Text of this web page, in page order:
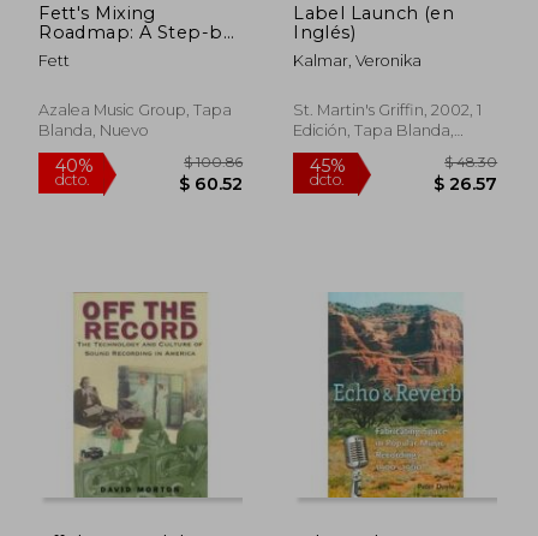
45% 40%
Fett's Mixing
Roadmap: A Step-by-
Step Guide To Mixing
Music In The Studio
Fett
Azalea Music Group, Tapa
Blanda, Nuevo
Label Launch (en
Inglés)
Kalmar, Veronika
St. Martin's Griffin, 2002, 1
Edición, Tapa Blanda,
Nuevo